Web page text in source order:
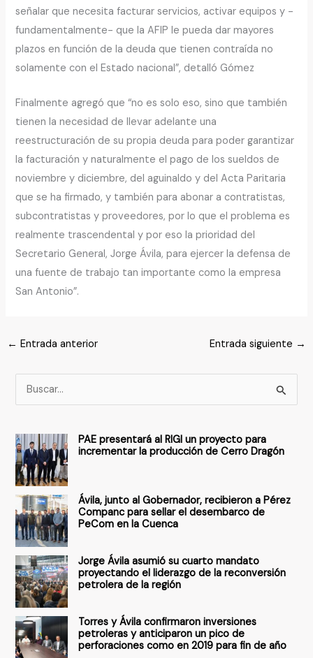
señalar que necesita facturar servicios, activar equipos y -
fundamentalmente- que la AFIP le pueda dar mayores
plazos en función de la deuda que tienen contraída no
solamente con el Estado nacional”, detalló Gómez
Finalmente agregó que “no es solo eso, sino que también
tienen la necesidad de llevar adelante una
reestructuración de su propia deuda para poder garantizar
la facturación y naturalmente el pago de los sueldos de
noviembre y diciembre, del aguinaldo y del Acta Paritaria
que se ha firmado, y también para abonar a contratistas,
subcontratistas y proveedores, por lo que el problema es
realmente trascendental y por eso la prioridad del
Secretario General, Jorge Ávila, para ejercer la defensa de
una fuente de trabajo tan importante como la empresa
San Antonio”.
← Entrada anterior Entrada siguiente →
u
c
a
r
o
r
:
PAE presentará al RIGI un proyecto para
incrementar la producción de Cerro Dragón
Ávila, junto al Gobernador, recibieron a Pérez
Companc para sellar el desembarco de
PeCom en la Cuenca
Jorge Ávila asumió su cuarto mandato
proyectando el liderazgo de la reconversión
petrolera de la región
Torres y Ávila confirmaron inversiones
petroleras y anticiparon un pico de
perforaciones como en 2019 para fin de año